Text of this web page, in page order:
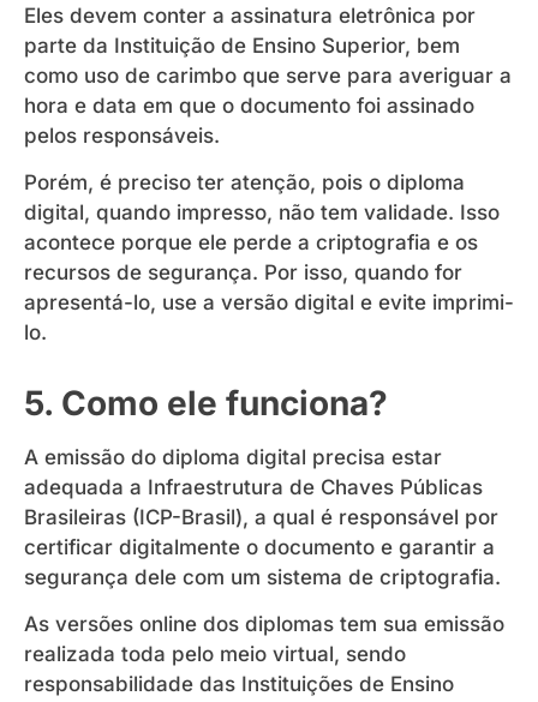
Eles devem conter a assinatura eletrônica por
parte da Instituição de Ensino Superior, bem
como uso de carimbo que serve para averiguar a
hora e data em que o documento foi assinado
pelos responsáveis.
Porém, é preciso ter atenção, pois o diploma
digital, quando impresso, não tem validade. Isso
acontece porque ele perde a criptografia e os
recursos de segurança. Por isso, quando for
apresentá-lo, use a versão digital e evite imprimi-
lo.
5. Como ele funciona?
A emissão do diploma digital precisa estar
adequada a Infraestrutura de Chaves Públicas
Brasileiras (ICP-Brasil), a qual é responsável por
certificar digitalmente o documento e garantir a
segurança dele com um sistema de criptografia.
As versões online dos diplomas tem sua emissão
realizada toda pelo meio virtual, sendo
responsabilidade das Instituições de Ensino